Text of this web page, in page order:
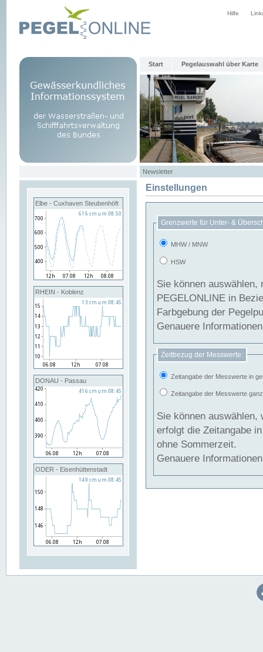
Hilfe
Start Pegelauswahl über Karte
Newsletter
Elbe - Cuxhaven Steubenhöft
RHEIN - Koblenz
DONAU - Passau
ODER - Eisenhüttenstadt
Einstellungen
Grenzwerte für Unter- &
MHW / MNW
HSW
Sie können
PEGELONLINE in Beziehung
Farbgebung der
Genauere
Zeitbezug der Messwerte:
Zeitangabe der Messwerte in
Zeitangabe der Messwerte
Sie können auswählen,
erfolgt die Zeitangabe
ohne Sommerzeit.
Genauere